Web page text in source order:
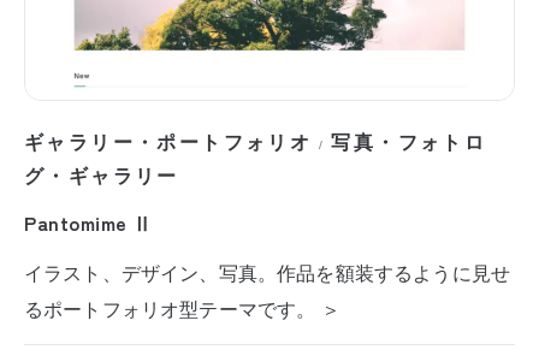
ギャラリー・ポートフォリオ /写真・フォトロ
グ・ギャラリー
Pantomime Ⅱ
イラスト、デザイン、写真。作品を額装するように見せ
るポートフォリオ型テーマです。 ＞